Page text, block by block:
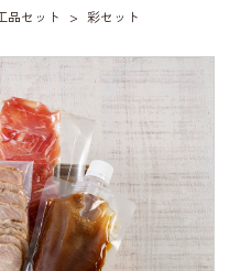
品セット 彩セット